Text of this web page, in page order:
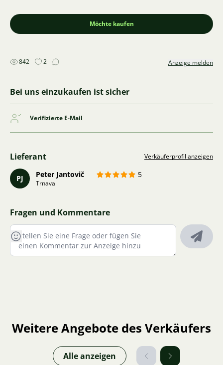
Möchte kaufen
842 2 Anzeige melden
Bei uns einzukaufen ist sicher
Verifizierte E-Mail
Lieferant Verkäuferprofil anzeigen
PJ Peter Jantovič 5
Trnava
Fragen und Kommentare
Weitere Angebote des Verkäufers
Alle anzeigen